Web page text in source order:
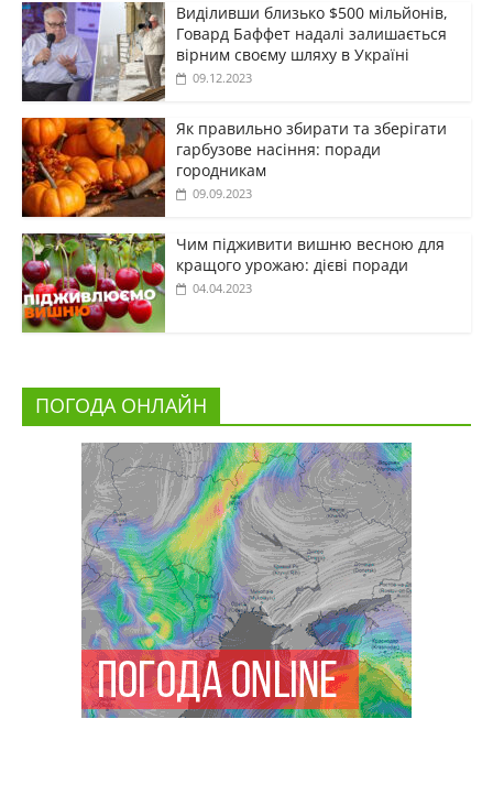
Виділивши близько $500 мільйонів,
Говард Баффет надалі залишається
вірним своєму шляху в Україні
09.12.2023
Як правильно збирати та зберігати
гарбузове насіння: поради
городникам
09.09.2023
Чим підживити вишню весною для
кращого урожаю: дієві поради
04.04.2023
ПОГОДА ОНЛАЙН